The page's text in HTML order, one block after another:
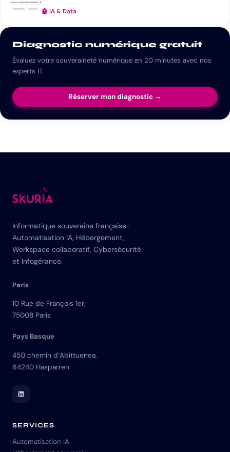
🤖 IA & Data
Diagnostic numérique gratuit
Évaluez votre souveraineté numérique en 20 minutes avec nos
experts IT.
Réserver mon diagnostic →
Informatique souveraine française :
Automatisation IA, Hébergement,
Workspace collaboratif, Cybersécurité
et Infogérance.
Paris
10 Rue de François 1er,
75008 Paris
Pays Basque
450 chemin d’Abittuenea,
64240 Hasparren
LinkedIn Skuria
SERVICES
Automatisation IA